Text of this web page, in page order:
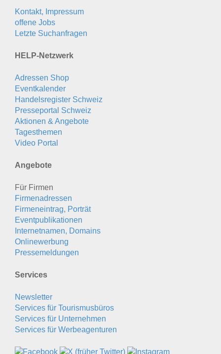
Kontakt, Impressum
offene Jobs
Letzte Suchanfragen
HELP-Netzwerk
Adressen Shop
Eventkalender
Handelsregister Schweiz
Presseportal Schweiz
Aktionen & Angebote
Tagesthemen
Video Portal
Angebote
Für Firmen
Firmenadressen
Firmeneintrag, Porträt
Eventpublikationen
Internetnamen, Domains
Onlinewerbung
Pressemeldungen
Services
Newsletter
Services für Tourismusbüros
Services für Unternehmen
Services für Werbeagenturen